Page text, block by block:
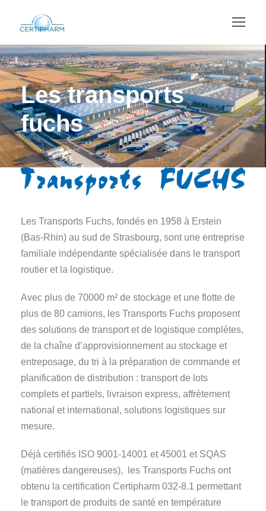
Les transports
fuchs
Les Transports Fuchs, fondés en 1958 à Erstein
(Bas-Rhin) au sud de Strasbourg, sont une entreprise
familiale indépendante spécialisée dans le transport
routier et la logistique.
Avec plus de 70000 m² de stockage et une flotte de
plus de 80 camions, les Transports Fuchs proposent
des solutions de transport et de logistique complètes,
de la chaîne d’approvisionnement au stockage et
entreposage, du tri à la préparation de commande et
planification de distribution : transport de lots
complets et partiels, livraison express, affrètement
national et international, solutions logistiques sur
mesure.
Déjà certifiés ISO 9001-14001 et 45001 et SQAS
(matières dangereuses), les Transports Fuchs ont
obtenu la certification Certipharm 032-8.1 permettant
le transport de produits de santé en température